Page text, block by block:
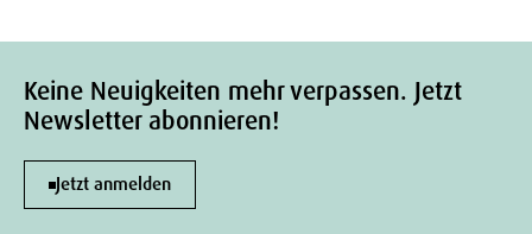
Keine Neuigkeiten mehr verpassen. Jetzt
Newsletter abonnieren!
Jetzt anmelden